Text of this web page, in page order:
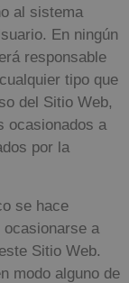
al sistema
En ningún
responsable
tipo que
del Sitio Web,
ocasionados a
por la
se hace
a
Sitio Web.
modo alguno de